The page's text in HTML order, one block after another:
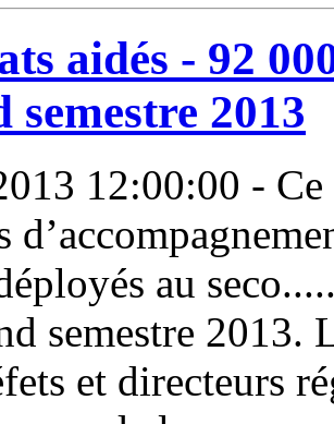
aidés - 92
semestre 2013
12:00:00 -
au
semestre 2013.
et directeurs